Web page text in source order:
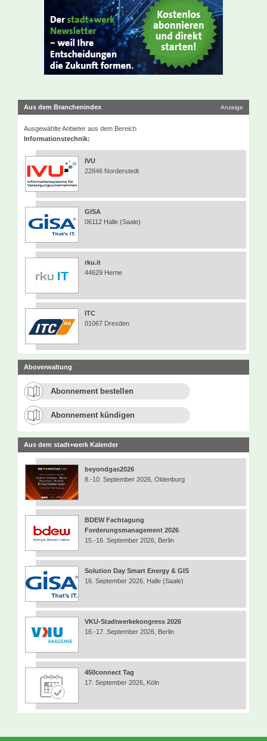
Aus dem Branchenindex Anzeige
Ausgewählte Anbieter aus dem Bereich
Informationstechnik:
IVU
22846 Norderstedt
GISA
06112 Halle (Saale)
rku.it
44629 Herne
ITC
01067 Dresden
Aboverwaltung
Abonnement bestellen
Abonnement kündigen
Aus dem stadt+werk Kalender
beyondgas2026
8.-10. September 2026, Oldenburg
BDEW Fachtagung
Forderungsmanagement 2026
15.-16. September 2026, Berlin
Solution Day Smart Energy & GIS
16. September 2026, Halle (Saale)
VKU-Stadtwerkekongress 2026
16.-17. September 2026, Berlin
450connect Tag
17. September 2026, Köln